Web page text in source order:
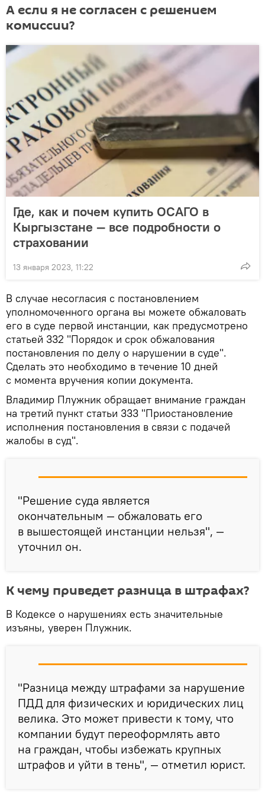
А если я не согласен с решением
комиссии?
Где, как и почем купить ОСАГО в
Кыргызстане — все подробности о
страховании
13 января 2023, 11:22
В случае несогласия с постановлением
уполномоченного органа вы можете обжаловать
его в суде первой инстанции, как предусмотрено
статьей 332 "Порядок и срок обжалования
постановления по делу о нарушении в суде".
Сделать это необходимо в течение 10 дней
с момента вручения копии документа.
Владимир Плужник обращает внимание граждан
на третий пункт статьи 333 "Приостановление
исполнения постановления в связи с подачей
жалобы в суд".
"Решение суда является
окончательным — обжаловать его
в вышестоящей инстанции нельзя", —
уточнил он.
К чему приведет разница в штрафах?
В Кодексе о нарушениях есть значительные
изъяны, уверен Плужник.
"Разница между штрафами за нарушение
ПДД для физических и юридических лиц
велика. Это может привести к тому, что
компании будут переоформлять авто
на граждан, чтобы избежать крупных
штрафов и уйти в тень", — отметил юрист.